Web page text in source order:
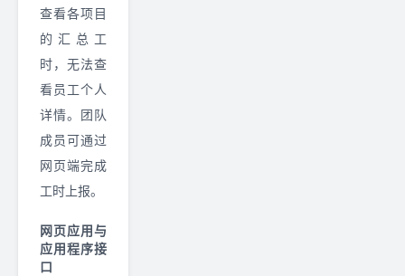
查看各项目
的汇总工
时，无法查
看员工个人
详情。团队
成员可通过
网页端完成
工时上报。
网页应用与
应用程序接
口